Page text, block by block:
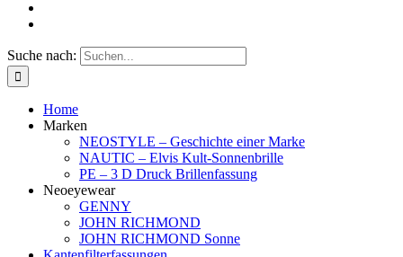
Suche nach:
Home
Marken
NEOSTYLE – Geschichte einer Marke
NAUTIC – Elvis Kult-Sonnenbrille
PE – 3 D Druck Brillenfassung
Neoeyewear
GENNY
JOHN RICHMOND
JOHN RICHMOND Sonne